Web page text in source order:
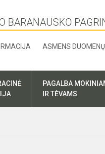
BARANAUSKO
ASMENS
PAGALBA
IR TĖVAMS